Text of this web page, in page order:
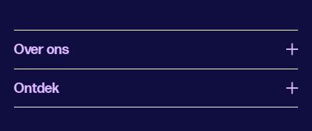
Over ons
Wat is Uitagenda Rotterdam
Ontdek